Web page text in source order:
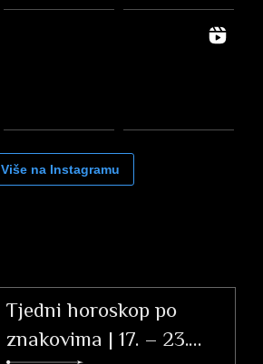
Više na Instagramu
Tjedni horoskop po
znakovima | 17. – 23.